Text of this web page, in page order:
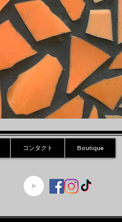
コンタクト Boutique